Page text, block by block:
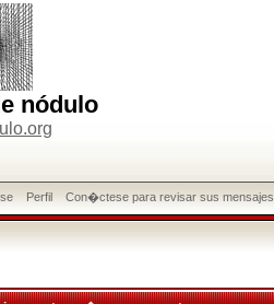
nódulo
Perfil Con�ctese para revisar sus mensajes